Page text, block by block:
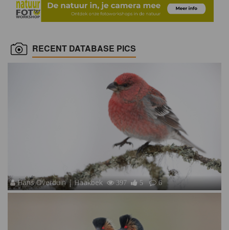
RECENT DATABASE PICS
Hans Overduin | Haakbek 397 5 6